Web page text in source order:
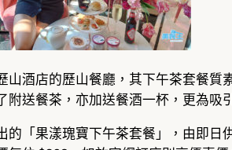
山酒店的歷山餐廳，其下午茶套餐質
附送餐茶，亦加送餐酒一杯，更為吸
的「果漾瑰寶下午茶套餐」，由即日